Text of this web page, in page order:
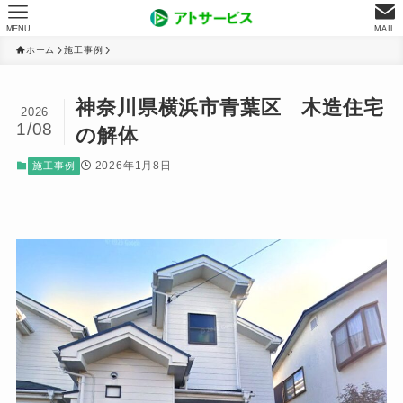
MAIL
MENU
ホーム 施工事例
神奈川県横浜市青葉区 木造住宅
の解体
2026
1/08
施工事例 2026年1月8日